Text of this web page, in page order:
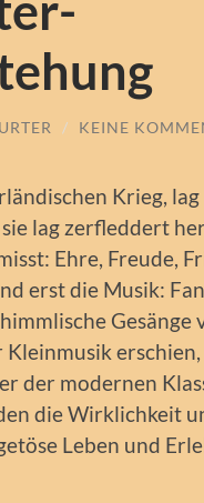
/ KEINE
Krieg,
sie lag zerfleddert
Ehre, Freude,
erst die Musik:
Gesänge
der modernen
die Wirklichkeit
Leben und